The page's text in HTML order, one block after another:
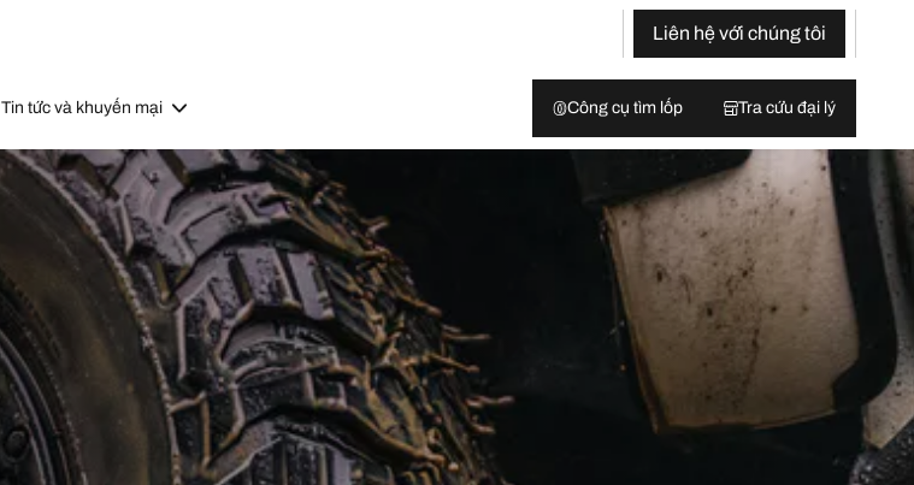
Liên hệ với chúng tôi
Tin tức và khuyến mại Công cụ tìm lốp Tra cứu đại lý